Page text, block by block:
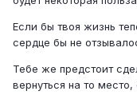
Если бы твоя жизнь
сердце бы не
Тебе же предстоит
вернуться на то